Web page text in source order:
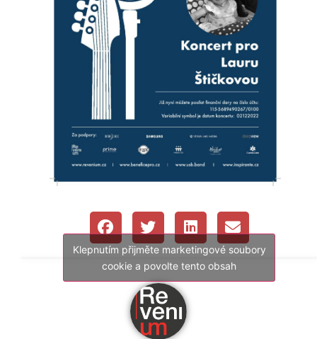
Klepnutím přijměte marketingové soubory
cookie a povolte tento obsah